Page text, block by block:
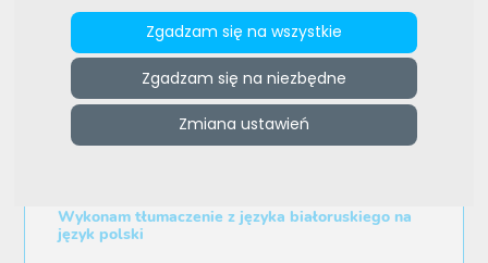
Zgadzam się na wszystkie
Zgadzam się na niezbędne
Zmiana ustawień
e-tlumacze.net >Biuro Tłumaczeń PRIAG > Oferta
tłumaczenia - białoruski–polski
Oferta tłumaczenia
Wykonam tłumaczenie z języka białoruskiego na
język polski